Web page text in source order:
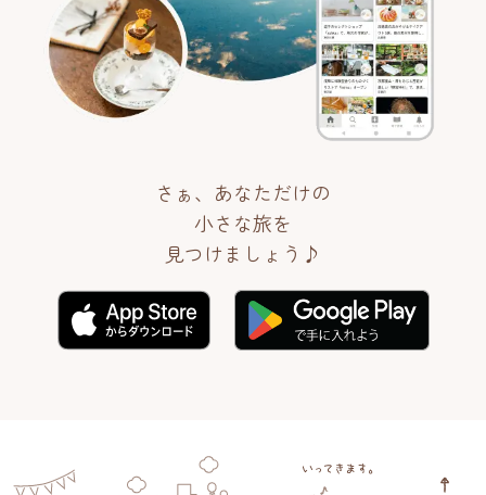
さぁ、あなただけの
小さな旅を
見つけましょう♪